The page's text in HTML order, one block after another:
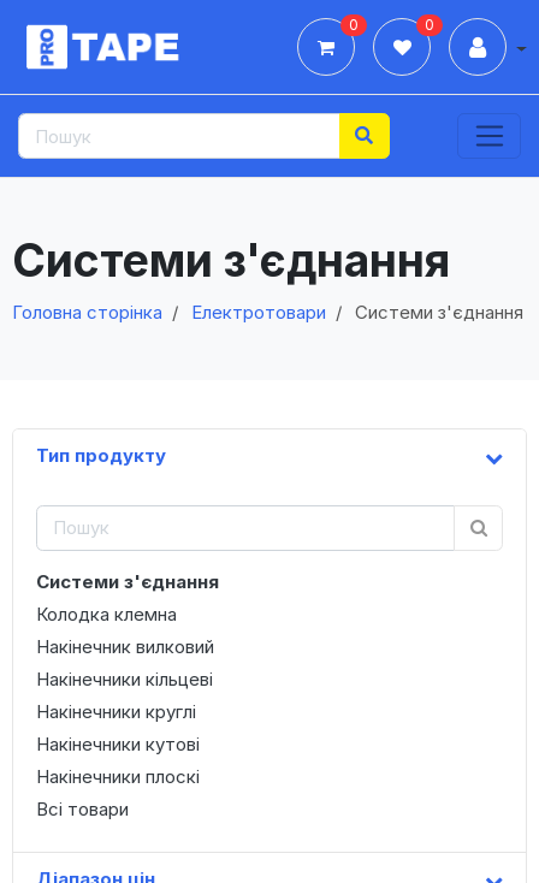
0 0
Системи з'єднання
Головна сторінка Електротовари Системи з'єднання
Тип продукту
Системи з'єднання
Колодка клемна
Накінечник вилковий
Накінечники кільцеві
Накінечники круглі
Накінечники кутові
Накінечники плоскі
Всі товари